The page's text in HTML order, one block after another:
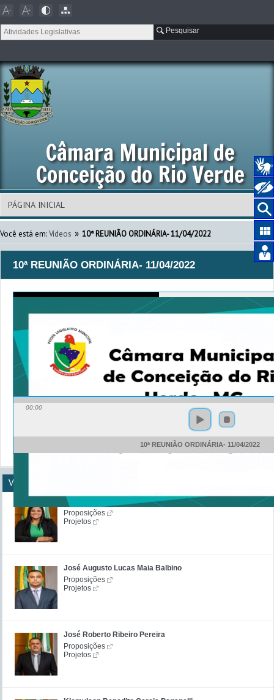
Pesquisar
Câmara Municipal de
Conceição do Rio Verde
Você está em:Vídeos » 10ª REUNIÃO ORDINÁRIA- 11/04/2022
10ª REUNIÃO ORDINÁRIA- 11/04/2022
00:00
10ª REUNIÃO ORDINÁRIA- 11/04/2022
Vereadores
Gisandra Ponciano Moraes Ferreira
Proposições
Projetos
José Augusto Lucas Maia Balbino
Proposições
Projetos
José Roberto Ribeiro Pereira
Proposições
Projetos